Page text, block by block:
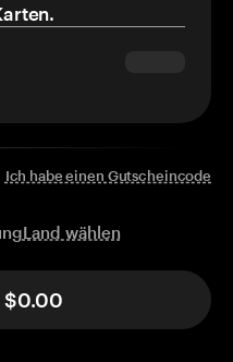
Ich habe einen Gutscheincode
Land wählen
$0.00